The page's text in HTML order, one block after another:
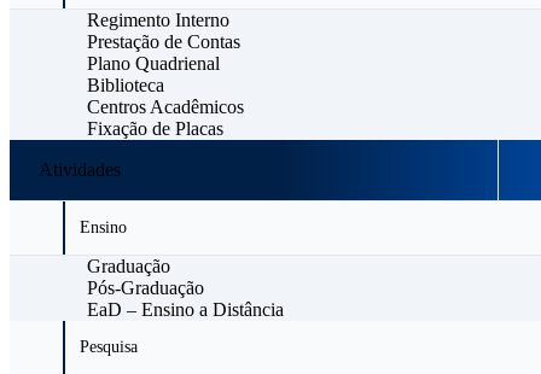
Regimento Interno
Prestação de Contas
Plano Quadrienal
Biblioteca
Centros Acadêmicos
Fixação de Placas
Atividades
Ensino
Graduação
Pós-Graduação
EaD – Ensino a Distância
Pesquisa